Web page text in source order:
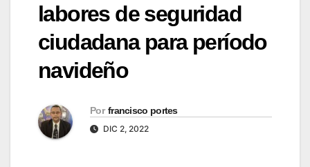
labores de seguridad
ciudadana para período
navideño
Por francisco portes
DIC 2, 2022